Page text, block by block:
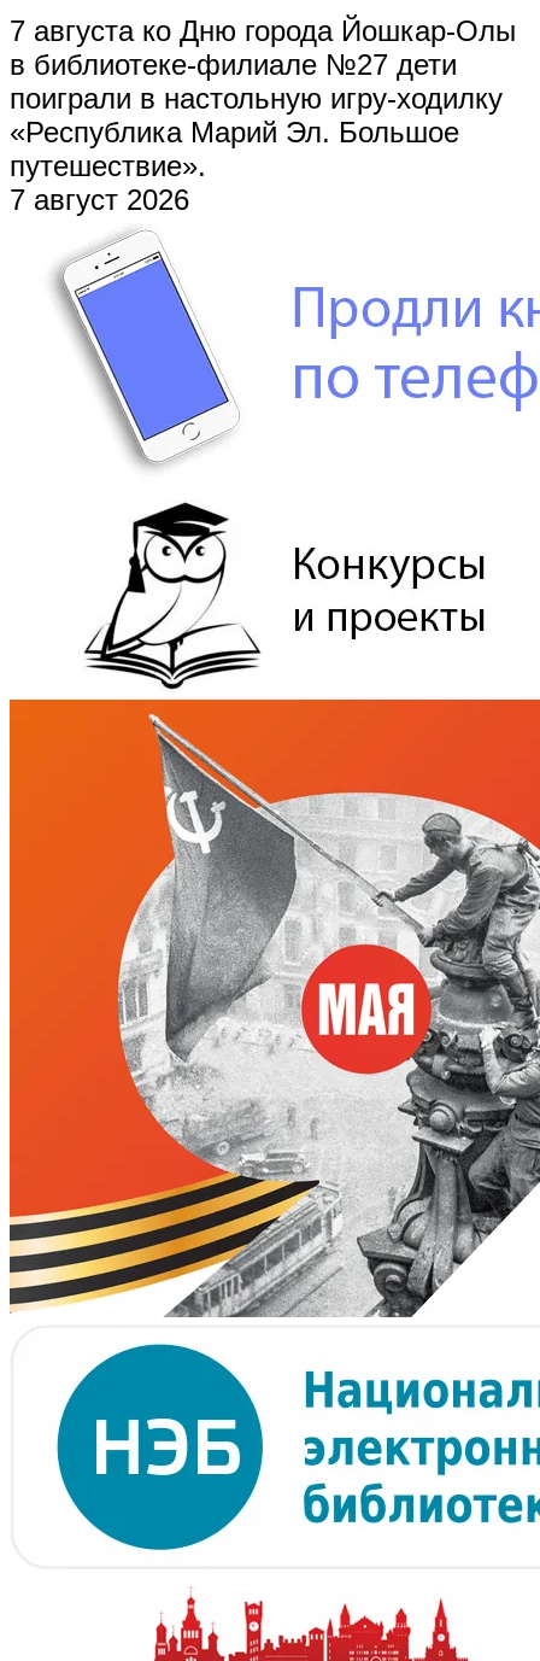
7 августа ко Дню города Йошкар-Олы
в библиотеке-филиале №27 дети
поиграли в настольную игру-ходилку
«Республика Марий Эл. Большое
путешествие».
7 август 2026